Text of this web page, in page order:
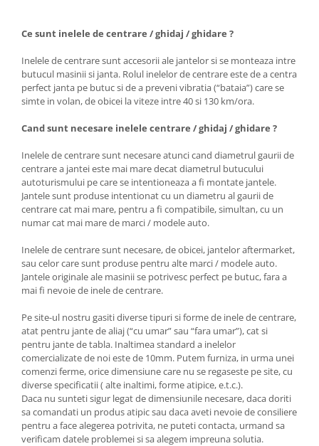
Ce sunt inelele de centrare / ghidaj / ghidare ?
Inelele de centrare sunt accesorii ale jantelor si se monteaza intre
butucul masinii si janta. Rolul inelelor de centrare este de a centra
perfect janta pe butuc si de a preveni vibratia (“bataia”) care se
simte in volan, de obicei la viteze intre 40 si 130 km/ora.
Cand sunt necesare inelele centrare / ghidaj / ghidare ?
Inelele de centrare sunt necesare atunci cand diametrul gaurii de
centrare a jantei este mai mare decat diametrul butucului
autoturismului pe care se intentioneaza a fi montate jantele.
Jantele sunt produse intentionat cu un diametru al gaurii de
centrare cat mai mare, pentru a fi compatibile, simultan, cu un
numar cat mai mare de marci / modele auto.
Inelele de centrare sunt necesare, de obicei, jantelor aftermarket,
sau celor care sunt produse pentru alte marci / modele auto.
Jantele originale ale masinii se potrivesc perfect pe butuc, fara a
mai fi nevoie de inele de centrare.
Pe site-ul nostru gasiti diverse tipuri si forme de inele de centrare,
atat pentru jante de aliaj (“cu umar” sau “fara umar”), cat si
pentru jante de tabla. Inaltimea standard a inelelor
comercializate de noi este de 10mm. Putem furniza, in urma unei
comenzi ferme, orice dimensiune care nu se regaseste pe site, cu
diverse specificatii ( alte inaltimi, forme atipice, e.t.c.).
Daca nu sunteti sigur legat de dimensiunile necesare, daca doriti
sa comandati un produs atipic sau daca aveti nevoie de consiliere
pentru a face alegerea potrivita, ne puteti contacta, urmand sa
verificam datele problemei si sa alegem impreuna solutia.